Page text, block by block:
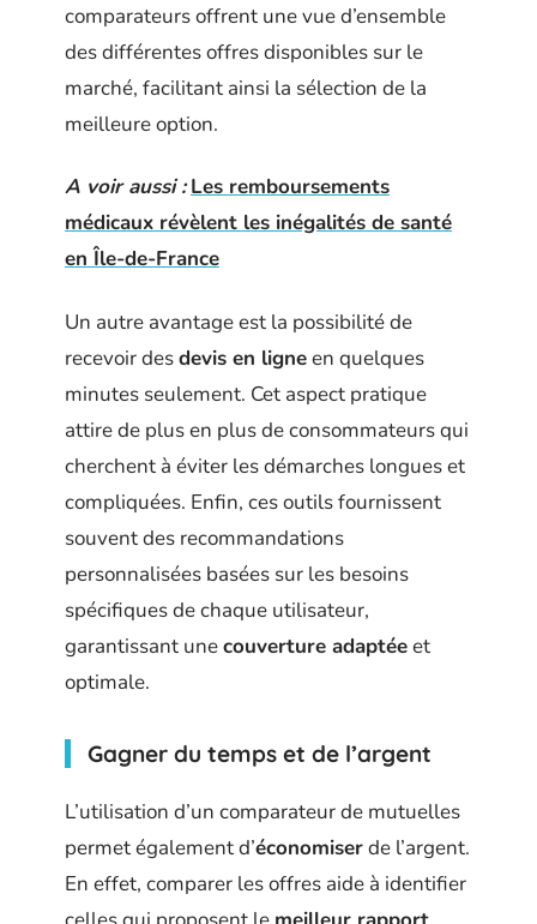
comparateurs offrent une vue d’ensemble
des différentes offres disponibles sur le
marché, facilitant ainsi la sélection de la
meilleure option.
A voir aussi : Les remboursements
médicaux révèlent les inégalités de santé
en Île-de-France
Un autre avantage est la possibilité de
recevoir desdevis en ligneen quelques
minutes seulement. Cet aspect pratique
attire de plus en plus de consommateurs qui
cherchent à éviter les démarches longues et
compliquées. Enfin, ces outils fournissent
souvent des recommandations
personnalisées basées sur les besoins
spécifiques de chaque utilisateur,
garantissant unecouverture adaptéeet
optimale.
Gagner du temps et de l’argent
L’utilisation d’un comparateur de mutuelles
permet également d’économiserde l’argent.
En effet, comparer les offres aide à identifier